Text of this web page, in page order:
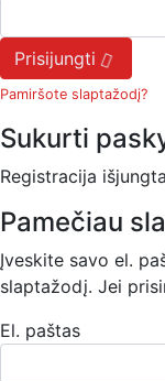
Prisijungti
Pamiršote slaptažodį?
Sukurti
Registracija
Pamečiau
Įveskite savo el.
slaptažodį. Jei
El. paštas